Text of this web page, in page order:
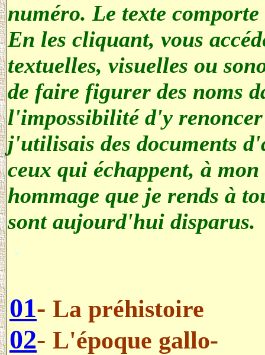
numéro. Le texte comporte
En les cliquant, vous
textuelles, visuelles ou
de faire figurer des noms
l'impossibilité d'y
j'utilisais des documents
ceux qui échappent, à
hommage que je rends à
sont aujourd'hui disparus.
.
01- La préhistoire
02- L'époque gallo-